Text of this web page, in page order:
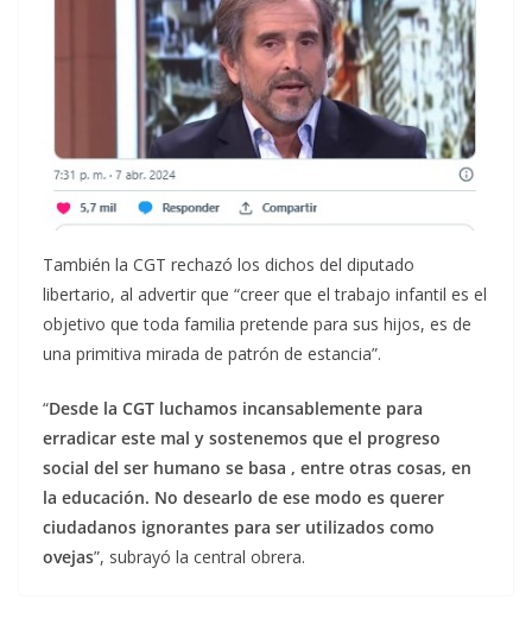
También la CGT rechazó los dichos del diputado
libertario, al advertir que “creer que el trabajo infantil es el
objetivo que toda familia pretende para sus hijos, es de
una primitiva mirada de patrón de estancia”.
“Desde la CGT luchamos incansablemente para
erradicar este mal y sostenemos que el progreso
social del ser humano se basa , entre otras cosas, en
la educación. No desearlo de ese modo es querer
ciudadanos ignorantes para ser utilizados como
ovejas”, subrayó la central obrera.